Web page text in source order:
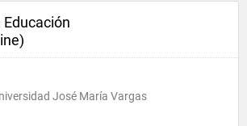
José María Vargas